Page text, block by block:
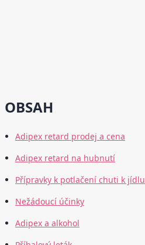
OBSAH
Adipex retard prodej a cena
Adipex retard na hubnutí
Přípravky k potlačení chuti k jídlu
Nežádoucí účinky
Adipex a alkohol